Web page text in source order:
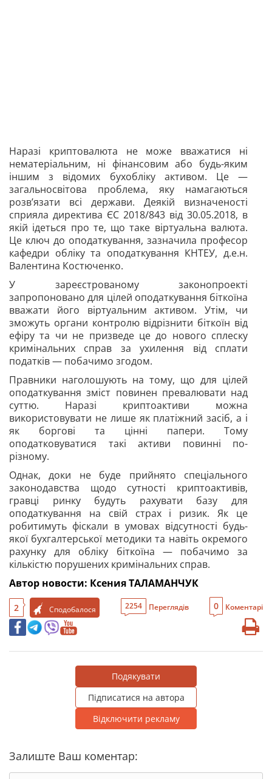
Наразі криптовалюта не може вважатися ні
нематеріальним, ні фінансовим або будь-яким
іншим з відомих бухобліку активом. Це —
загальносвітова проблема, яку намагаються
розв’язати всі держави. Деякій визначеності
сприяла директива ЄС 2018/843 від 30.05.2018, в
якій ідеться про те, що таке віртуальна валюта.
Це ключ до оподаткування, зазначила професор
кафедри обліку та оподаткування КНТЕУ, д.е.н.
Валентина Костюченко.
У зареєстрованому законопроекті
запропоновано для цілей оподаткування біткоїна
вважати його віртуальним активом. Утім, чи
зможуть органи контролю відрізнити біткоїн від
ефіру та чи не призведе це до нового сплеску
кримінальних справ за ухилення від сплати
податків — побачимо згодом.
Правники наголошують на тому, що для цілей
оподаткування зміст повинен превалювати над
суттю. Наразі криптоактиви можна
використовувати не лише як платіжний засіб, а і
як боргові та цінні папери. Тому
оподатковуватися такі активи повинні по-
різному.
Однак, доки не буде прийнято спеціального
законодавства щодо сутності криптоактивів,
гравці ринку будуть рахувати базу для
оподаткування на свій страх і ризик. Як це
робитимуть фіскали в умовах відсутності будь-
якої бухгалтерської методики та навіть окремого
рахунку для обліку біткоїна — побачимо за
кількістю порушених кримінальних справ.
Автор новости: Ксения ТАЛАМАНЧУК
2 Сподобалося 2254 Переглядів 0 Коментарі
Подякувати
Підписатися на автора
Відключити рекламу
Залиште Ваш коментар: